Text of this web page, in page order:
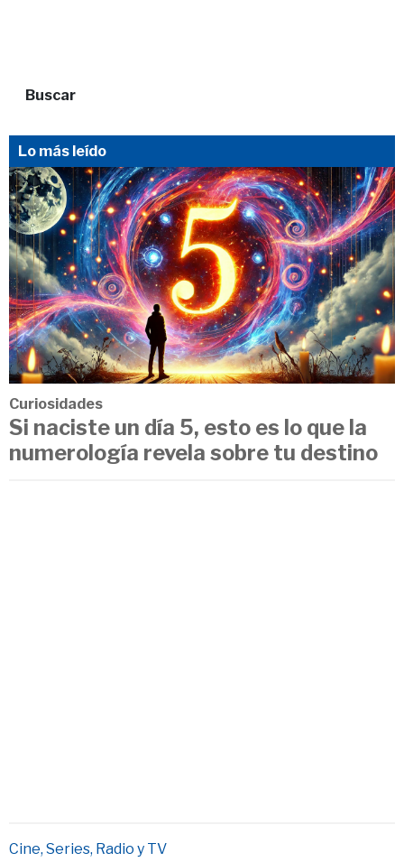
Buscar
Lo más leído
Curiosidades
Si naciste un día 5, esto es lo que la
numerología revela sobre tu destino
Cine, Series, Radio y TV